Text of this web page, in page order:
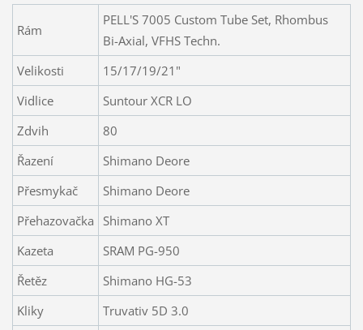
Rám
PELL'S 7005 Custom Tube Set, Rhombus
Bi-Axial, VFHS Techn.
Velikosti
15/17/19/21"
Vidlice
Suntour XCR LO
Zdvih
80
Řazení
Shimano Deore
Přesmykač
Shimano Deore
Přehazovačka
Shimano XT
Kazeta
SRAM PG-950
Řetěz
Shimano HG-53
Kliky
Truvativ 5D 3.0